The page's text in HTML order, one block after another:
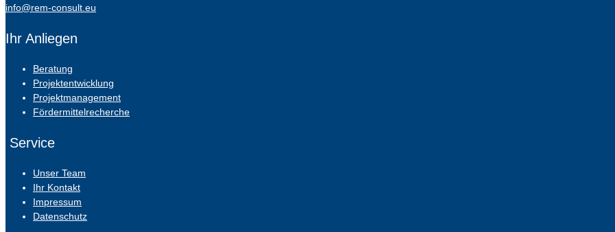
info@rem-consult.eu
Ihr Anliegen
Beratung
Projektentwicklung
Projektmanagement
Fördermittelrecherche
Service
Unser Team
Ihr Kontakt
Impressum
Datenschutz